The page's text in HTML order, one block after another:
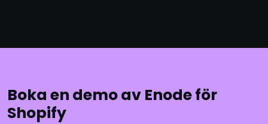
Boka en demo av Enode för
Shopify